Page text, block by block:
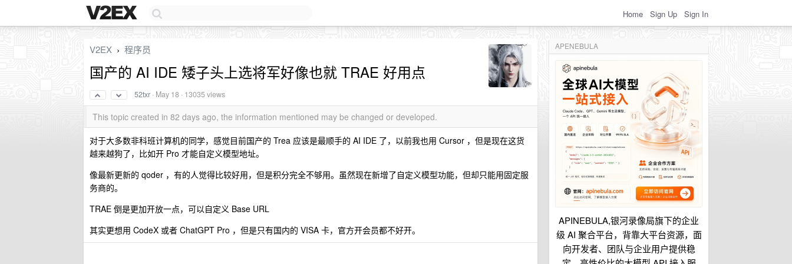
Home Sign Up Sign In
APENEBULA
APINEBULA,银河录像局旗下的企业
级 AI 聚合平台，背靠大平台资源，面
向开发者、团队与企业用户提供稳
V2EX › 程序员
国产的 AI IDE 矮子头上选将军好像也就 TRAE 好用点
52txr · May 18 · 13035 views
This topic created in 82 days ago, the information mentioned may be changed or developed.
对于大多数非科班计算机的同学，感觉目前国产的 Trea 应该是最顺手的 AI IDE 了，以前我也用 Cursor ，但是现在这货
越来越狗了，比如开 Pro 才能自定义模型地址。
像最新更新的 qoder ，有的人觉得比较好用，但是积分完全不够用。虽然现在新增了自定义模型功能，但却只能用固定服
务商的。
TRAE 倒是更加开放一点，可以自定义 Base URL
其实更想用 CodeX 或者 ChatGPT Pro ，但是只有国内的 VISA 卡，官方开会员都不好开。